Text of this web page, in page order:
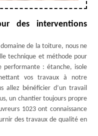
des interventions
de la toiture, nous ne
technique et méthode pour
performante : étanche, isole
vos travaux à notre
allez bénéficier d’un travail
un chantier toujours propre
1023 ont connaissance
des travaux de qualité en